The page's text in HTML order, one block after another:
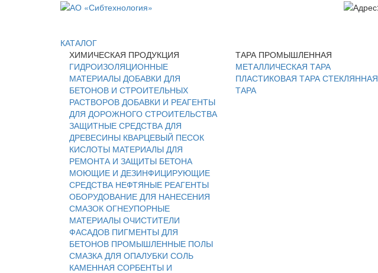
КАТАЛОГ
ХИМИЧЕСКАЯ ПРОДУКЦИЯ
ГИДРОИЗОЛЯЦИОННЫЕ
МАТЕРИАЛЫ ДОБАВКИ ДЛЯ
БЕТОНОВ И СТРОИТЕЛЬНЫХ
РАСТВОРОВ ДОБАВКИ И РЕАГЕНТЫ
ДЛЯ ДОРОЖНОГО СТРОИТЕЛЬСТВА
ЗАЩИТНЫЕ СРЕДСТВА ДЛЯ
ДРЕВЕСИНЫ КВАРЦЕВЫЙ ПЕСОК
КИСЛОТЫ МАТЕРИАЛЫ ДЛЯ
РЕМОНТА И ЗАЩИТЫ БЕТОНА
МОЮЩИЕ И ДЕЗИНФИЦИРУЮЩИЕ
СРЕДСТВА НЕФТЯНЫЕ РЕАГЕНТЫ
ОБОРУДОВАНИЕ ДЛЯ НАНЕСЕНИЯ
СМАЗОК ОГНЕУПОРНЫЕ
МАТЕРИАЛЫ ОЧИСТИТЕЛИ
ФАСАДОВ ПИГМЕНТЫ ДЛЯ
БЕТОНОВ ПРОМЫШЛЕННЫЕ ПОЛЫ
СМАЗКА ДЛЯ ОПАЛУБКИ СОЛЬ
КАМЕННАЯ СОРБЕНТЫ И
ТАРА ПРОМЫШЛЕННАЯ
МЕТАЛЛИЧЕСКАЯ ТАРА
ПЛАСТИКОВАЯ ТАРА СТЕКЛЯННАЯ
ТАРА